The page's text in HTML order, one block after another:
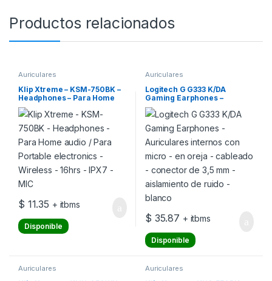
Productos relacionados
Auriculares
Klip Xtreme – KSM-750BK –
Headphones – Para Home
audio / Para Portable
electronics – Wireless –
16hrs – IPX7 – MIC
$ 11.35 + itbms
Disponible
Auriculares
Logitech G G333 K/DA
Gaming Earphones –
Auriculares internos con
micro – en oreja – cableado
– conector de 3,5 mm –
aislamiento de ruido –
blanco
$ 35.87 + itbms
Disponible
Auriculares Auriculares